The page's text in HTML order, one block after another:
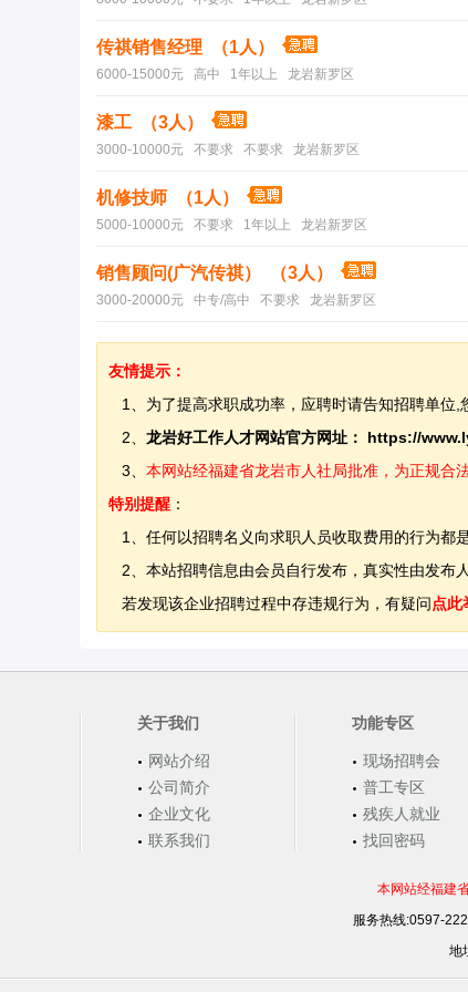
传祺销售经理 （1人）
6000-15000元 高中 1年以上 龙岩新罗区
漆工 （3人）
3000-10000元 不要求 不要求 龙岩新罗区
机修技师 （1人）
5000-10000元 不要求 1年以上 龙岩新罗区
销售顾问(广汽传祺） （3人）
3000-20000元 中专/高中 不要求 龙岩新罗区
友情提示：
1、为了提高求职成功率，应聘时请告知招聘单位,
2、 龙岩好工作人才网站官方网址： https://
3、 本网站经福建省龙岩市人社局批准，为正规合
特别提醒 ：
1、任何以招聘名义向求职人员收取费用的行为都
2、本站招聘信息由会员自行发布，真实性由发布
若发现该企业招聘过程中存违规行为，有疑问点此
关于我们
网站介绍
公司简介
企业文化
联系我们
功能专区
现场招聘会
普工专区
残疾人就业
找回密码
本网站经福建
服务热线:0597-
地